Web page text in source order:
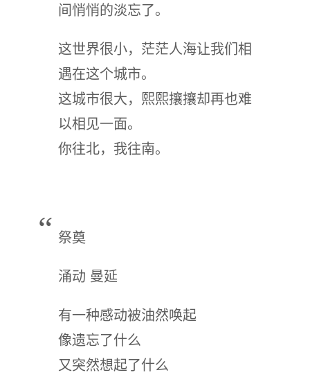
间悄悄的淡忘了。
这世界很小，茫茫人海让我们相
遇在这个城市。
这城市很大，熙熙攘攘却再也难
以相见一面。
你往北，我往南。
祭奠
涌动 曼延
有一种感动被油然唤起
像遗忘了什么
又突然想起了什么